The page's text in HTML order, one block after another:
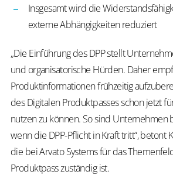
Insgesamt wird die
externe Abhängigkeiten reduziert
„Die Einführung des DPP stellt
und organisatorische Hürden. Daher
Produktinformationen frühzeitig
des Digitalen Produktpasses schon jetzt
nutzen zu können. So sind Unternehmen
wenn die DPP-Pflicht in Kraft tritt“, betont
die bei Arvato Systems für das
Produktpass zuständig ist.